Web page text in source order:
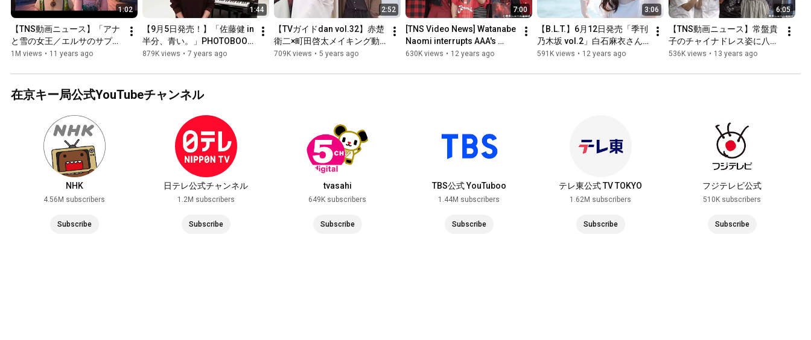
1:02
【TNS動画ニュース】「アナ
と雪の女王／エルサのサプラ
イズ」新映像が解禁！
1M views • 11 years ago
1:44
【9月5日発売！】「佐藤健 in
半分、青い。」PHOTOBOOK
プロモーション映像
879K views • 7 years ago
2:52
【TVガイドdan vol.32】赤楚
衛二×町田啓太メイキング動
画
709K views • 5 years ago
7:00
[TNS Video News] Watanabe
Naomi interrupts AAA's
"Joma" dance!?... Energy
630K views • 12 years ago
3:06
【B.L.T.】6月12日発売「季刊
乃木坂 vol.2」白石麻衣さん
メイキング動画
591K views • 12 years ago
6:05
【TNS動画ニュース】常盤貴
子のチャイナドレス姿に八嶋
智人くぎ付け!? 舞台「レミン
536K views • 13 years ago
在京キー局公式YouTubeチャンネル
NHK
4.56M subscribers
Subscribe
日テレ公式チャンネル
1.2M subscribers
Subscribe
tvasahi
649K subscribers
Subscribe
TBS公式 YouTuboo
1.44M subscribers
Subscribe
テレ東公式 TV TOKYO
1.62M subscribers
Subscribe
フジテレビ公式
510K subscribers
Subscribe